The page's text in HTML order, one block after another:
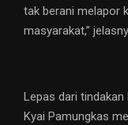
tak berani melapor
masyarakat,”
Lepas dari
Kyai Pamungkas